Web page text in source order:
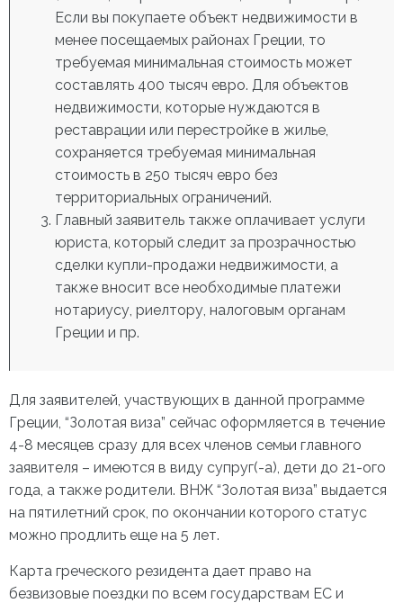
Если вы покупаете объект недвижимости в
менее посещаемых районах Греции, то
требуемая минимальная стоимость может
составлять 400 тысяч евро. Для объектов
недвижимости, которые нуждаются в
реставрации или перестройке в жилье,
сохраняется требуемая минимальная
стоимость в 250 тысяч евро без
территориальных ограничений.
Главный заявитель также оплачивает услуги
юриста, который следит за прозрачностью
сделки купли-продажи недвижимости, а
также вносит все необходимые платежи
нотариусу, риелтору, налоговым органам
Греции и пр.
Для заявителей, участвующих в данной программе
Греции, “Золотая виза” сейчас оформляется в течение
4-8 месяцев сразу для всех членов семьи главного
заявителя – имеются в виду супруг(-а), дети до 21-ого
года, а также родители. ВНЖ “Золотая виза” выдается
на пятилетний срок, по окончании которого статус
можно продлить еще на 5 лет.
Карта греческого резидента дает право на
безвизовые поездки по всем государствам ЕС и